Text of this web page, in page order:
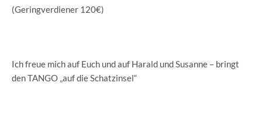
(Geringverdiener 120€)
Ich freue mich auf Euch und auf Harald und Susanne – bringt
den TANGO „auf die Schatzinsel“